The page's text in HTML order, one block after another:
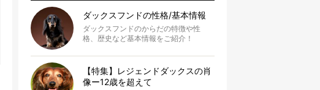
ダックスフンドの性格/基本情報
ダックスフンドのからだの特徴や性
格、歴史など基本情報をご紹介！
【特集】レジェンドダックスの肖
像ー12歳を超えて